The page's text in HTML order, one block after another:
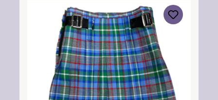
Works North Street Forfar Scotland DD8
3BN Kontakt:
info@strathmorewoollen.co.uk Verantwortlic
he Person: Nieswiec & Zeh Easy Piping &
Drumming Gbr, Gabelsbergerstraße 27,
32425 Minden Kontakt:
kontakt@easypipinganddrumming.com